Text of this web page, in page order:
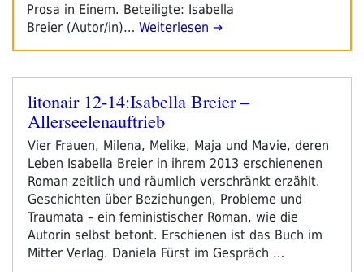
Prosa in Einem. Beteiligte: Isabella
Breier (Autor/in)… Weiterlesen →
Veröffentlicht
am
litonair 12-14:Isabella Breier –
Allerseelenauftrieb
Vier Frauen, Milena, Melike, Maja und Mavie, deren
Leben Isabella Breier in ihrem 2013 erschienenen
Roman zeitlich und räumlich verschränkt erzählt.
Geschichten über Beziehungen, Probleme und
Traumata – ein feministischer Roman, wie die
Autorin selbst betont. Erschienen ist das Buch im
Mitter Verlag. Daniela Fürst im Gespräch …